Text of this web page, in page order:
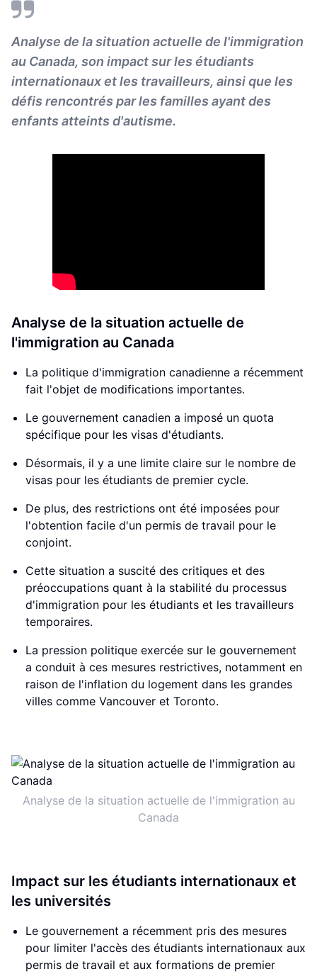
Analyse de la situation actuelle de l'immigration
au Canada, son impact sur les étudiants
internationaux et les travailleurs, ainsi que les
défis rencontrés par les familles ayant des
enfants atteints d'autisme.
Analyse de la situation actuelle de
l'immigration au Canada
La politique d'immigration canadienne a récemment
fait l'objet de modifications importantes.
Le gouvernement canadien a imposé un quota
spécifique pour les visas d'étudiants.
Désormais, il y a une limite claire sur le nombre de
visas pour les étudiants de premier cycle.
De plus, des restrictions ont été imposées pour
l'obtention facile d'un permis de travail pour le
conjoint.
Cette situation a suscité des critiques et des
préoccupations quant à la stabilité du processus
d'immigration pour les étudiants et les travailleurs
temporaires.
La pression politique exercée sur le gouvernement
a conduit à ces mesures restrictives, notamment en
raison de l'inflation du logement dans les grandes
villes comme Vancouver et Toronto.
Analyse de la situation actuelle de l'immigration au
Canada
Impact sur les étudiants internationaux et
les universités
Le gouvernement a récemment pris des mesures
pour limiter l'accès des étudiants internationaux aux
permis de travail et aux formations de premier